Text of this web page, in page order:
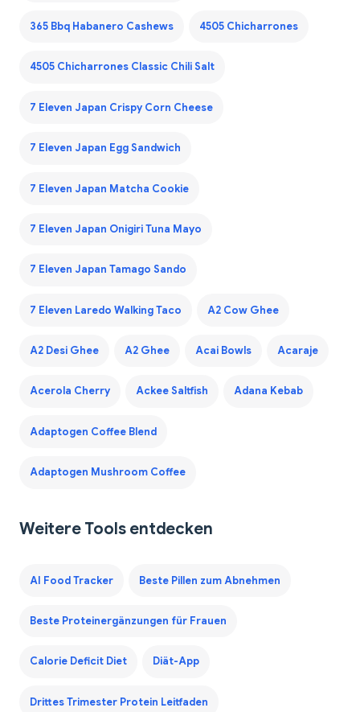
365 Bbq Habanero Cashews 4505 Chicharrones
4505 Chicharrones Classic Chili Salt
7 Eleven Japan Crispy Corn Cheese
7 Eleven Japan Egg Sandwich
7 Eleven Japan Matcha Cookie
7 Eleven Japan Onigiri Tuna Mayo
7 Eleven Japan Tamago Sando
7 Eleven Laredo Walking Taco A2 Cow Ghee
A2 Desi Ghee A2 Ghee Acai Bowls Acaraje
Acerola Cherry Ackee Saltfish Adana Kebab
Adaptogen Coffee Blend
Adaptogen Mushroom Coffee
Weitere Tools entdecken
AI Food Tracker Beste Pillen zum Abnehmen
Beste Proteinergänzungen für Frauen
Calorie Deficit Diet Diät-App
Drittes Trimester Protein Leitfaden